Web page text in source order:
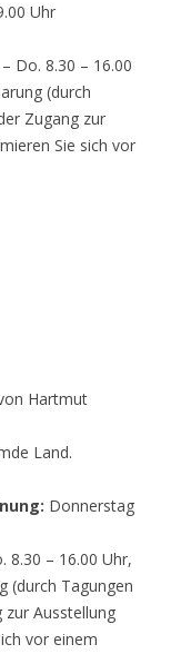
Uhr
Do. 8.30 – 16.00
(durch
Zugang zur
Sie sich vor
Hartmut
Land.
Donnerstag
8.30 – 16.00 Uhr,
(durch Tagungen
zur Ausstellung
vor einem